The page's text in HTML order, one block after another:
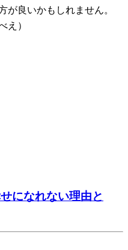
が良いかもしれません。
え）
になれない理由と